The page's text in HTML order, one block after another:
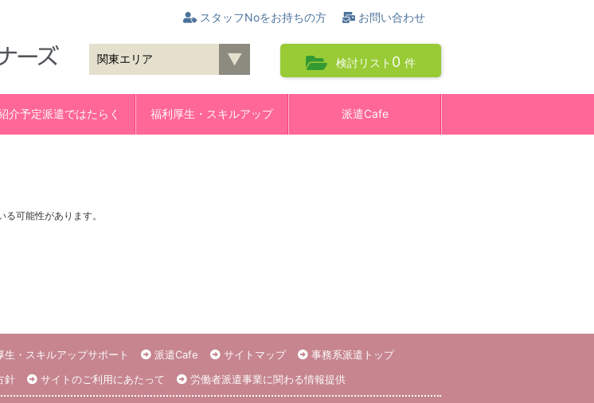
スタッフNoをお持ちの方 お問い合わせ
検討リスト 0件
介予定派遣ではたらく 福利厚生・スキルアップ 派遣Cafe
可能性があります。
生・スキルアップサポート 派遣Cafe サイトマップ
事務系派遣トップ
針 サイトのご利用にあたって 労働者派遣事業に関わる情報提供